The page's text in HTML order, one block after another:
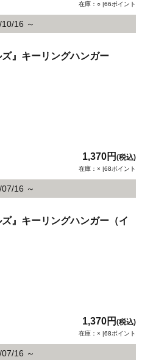
在庫：○ |66ポイント
16 ～
ズ』キーリングハンガー
1,370円 (税込)
在庫：× |68ポイント
16 ～
』キーリングハンガー（イ
1,370円 (税込)
在庫：× |68ポイント
16 ～